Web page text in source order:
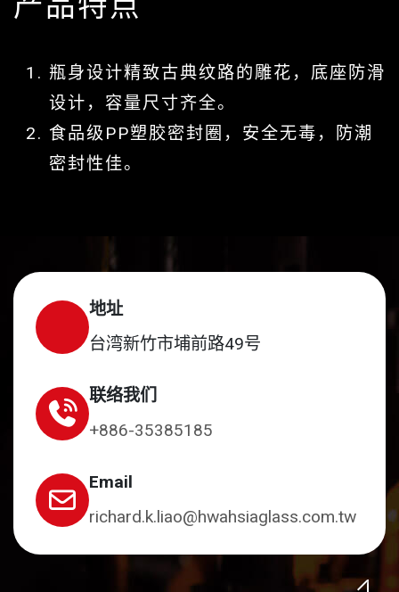
瓶身设计精致古典纹路的雕花，底座防滑
设计，容量尺寸齐全。
食品级PP塑胶密封圈，安全无毒，防潮
密封性佳。
地址
台湾新竹市埔前路49号
联络我们
+886-35385185
Email
richard.k.liao@hwahsiaglass.com.tw